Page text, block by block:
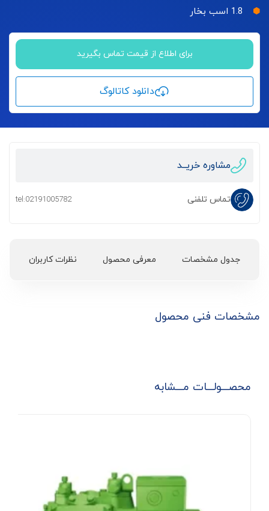
1.8 اسب بخار
برای اطلاع از قیمت تماس بگیرید
دانلود کاتالوگ
مشاوره خریــد
تماس تلفنی tel:02191005782
جدول مشخصات معرفی محصول نظرات کاربران
مشخصات فنی محصول
محصـــولـــات مـــشابه